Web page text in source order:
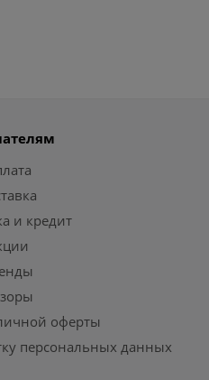
и кредит
оферты
персональных данных